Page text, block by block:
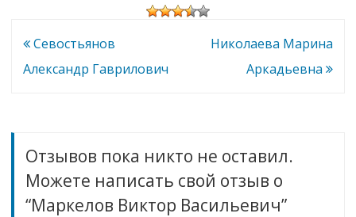
Навигация
по
Севостьянов
Александр Гаврилович
Николаева Марина
Аркадьевна
Отзывов пока никто не оставил.
Можете написать свой отзыв о
“Маркелов Виктор Васильевич”